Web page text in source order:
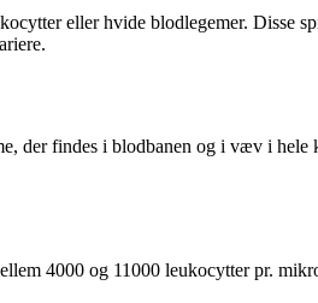
eller hvide blodlegemer. Disse
der findes i blodbanen og i væv i
4000 og 11000 leukocytter pr.